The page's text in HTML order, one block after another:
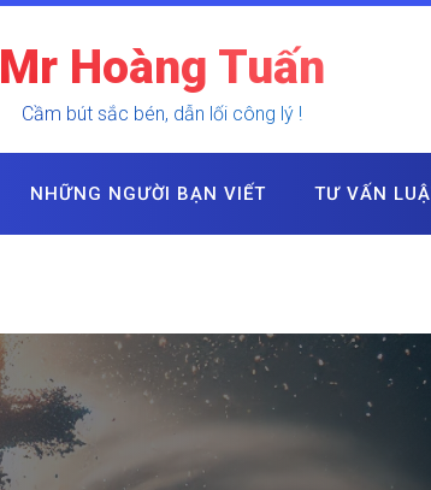
Mr Hoàng Tuấn
Cầm bút sắc bén, dẫn lối công lý !
NHỮNG NGƯỜI BẠN VIẾT TƯ VẤN